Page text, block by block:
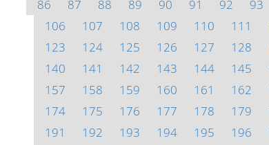
86
87 88 89 90 91 92 93
106
107 108 109 110 111
123
124 125 126 127 128
140
141 142 143 144 145
157
158 159 160 161 162
174
175 176 177 178 179
191
192 193 194 195 196